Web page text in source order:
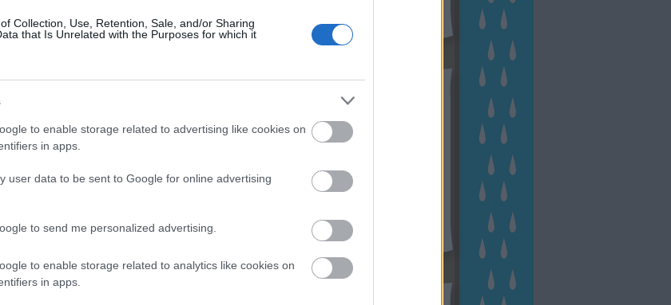
Collection, Use, Retention, Sale, and/or Sharing
that Is Unrelated with the Purposes for which it
to enable storage related to advertising like cookies on
in apps.
user data to be sent to Google for online advertising
to send me personalized advertising.
to enable storage related to analytics like cookies on
in apps.
Archívum
2022 november
2022 szeptember
2022 augusztus
2022 április (
2021 december
2021 október